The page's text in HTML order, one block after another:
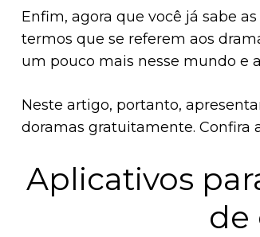
Enfim, agora que você já sabe
termos que se referem aos
um pouco mais nesse mundo e
Neste artigo, portanto,
doramas gratuitamente. Confira
Aplicativos
de